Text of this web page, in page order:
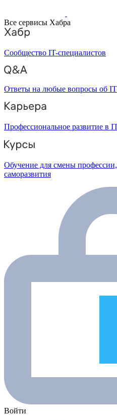
Все сервисы Хабра
Сообщество IT-специалистов
Ответы на любые вопросы об IT
Профессиональное развитие в
Обучение для смены профессии,
саморазвития
Войти